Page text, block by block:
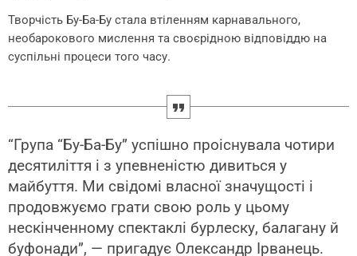
Творчість Бу-Ба-Бу стала втіленням карнавального,
необарокового мислення та своєрідною відповіддю на
суспільні процеси того часу.
“Група “Бу-Ба-Бу” успішно проіснувала чотири
десятиліття і з упевненістю дивиться у
майбуття. Ми свідомі власної значущості і
продовжуємо грати свою роль у цьому
нескінченному спектаклі бурлеску, балагану й
буфонади”, — пригадує Олександр Ірванець.